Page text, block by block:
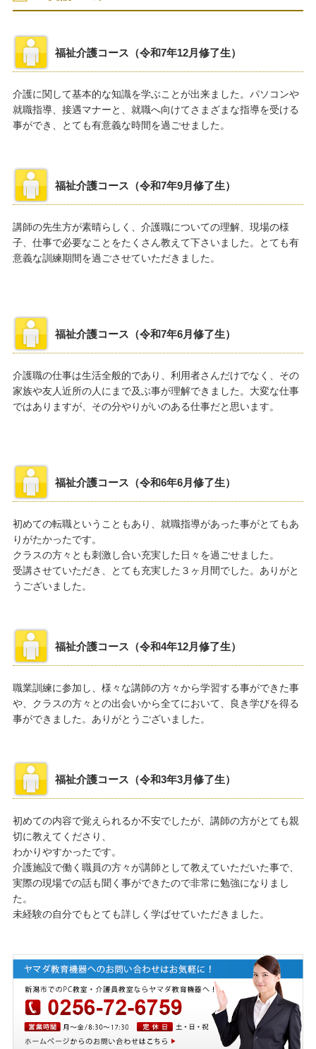
福祉介護コース（令和7年12月修了生）
介護に関して基本的な知識を学ぶことが出来ました。パソコンや
就職指導、接遇マナーと、就職へ向けてさまざまな指導を受ける
事ができ、とても有意義な時間を過ごせました。
福祉介護コース（令和7年9月修了生）
講師の先生方が素晴らしく、介護職についての理解、現場の様
子、仕事で必要なことをたくさん教えて下さいました。とても有
意義な訓練期間を過ごさせていただきました。
福祉介護コース（令和7年6月修了生）
介護職の仕事は生活全般的であり、利用者さんだけでなく、その
家族や友人近所の人にまで及ぶ事が理解できました。大変な仕事
ではありますが、その分やりがいのある仕事だと思います。
福祉介護コース（令和6年6月修了生）
初めての転職ということもあり、就職指導があった事がとてもあ
りがたかったです。
クラスの方々とも刺激し合い充実した日々を過ごせました。
受講させていただき、とても充実した３ヶ月間でした。ありがと
うございました。
福祉介護コース（令和4年12月修了生）
職業訓練に参加し、様々な講師の方々から学習する事ができた事
や、クラスの方々との出会いから全てにおいて、良き学びを得る
事ができました。ありがとうございました。
福祉介護コース（令和3年3月修了生）
初めての内容で覚えられるか不安でしたが、講師の方がとても親
切に教えてくださり、
わかりやすかったです。
介護施設で働く職員の方々が講師として教えていただいた事で、
実際の現場での話も聞く事ができたので非常に勉強になりまし
た。
未経験の自分でもとても詳しく学ばせていただきました。